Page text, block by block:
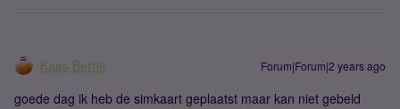
Kaas Berrie Forum|Forum|2 years ago
goede dag ik heb de simkaart geplaatst maar kan niet gebeld